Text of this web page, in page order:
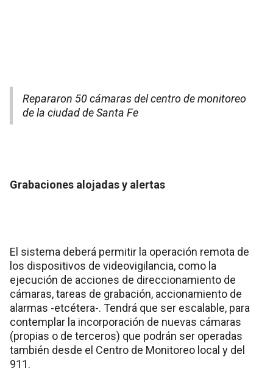
Repararon 50 cámaras del centro de monitoreo
de la ciudad de Santa Fe
Grabaciones alojadas y alertas
El sistema deberá permitir la operación remota de
los dispositivos de videovigilancia, como la
ejecución de acciones de direccionamiento de
cámaras, tareas de grabación, accionamiento de
alarmas -etcétera-. Tendrá que ser escalable, para
contemplar la incorporación de nuevas cámaras
(propias o de terceros) que podrán ser operadas
también desde el Centro de Monitoreo local y del
911.